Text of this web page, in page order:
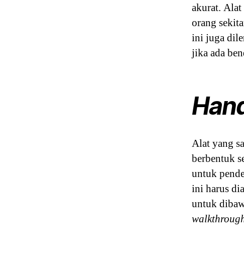
akurat. Alat
orang
ini juga
jika ada
Alat yang
berbentuk
untuk
ini harus
untuk